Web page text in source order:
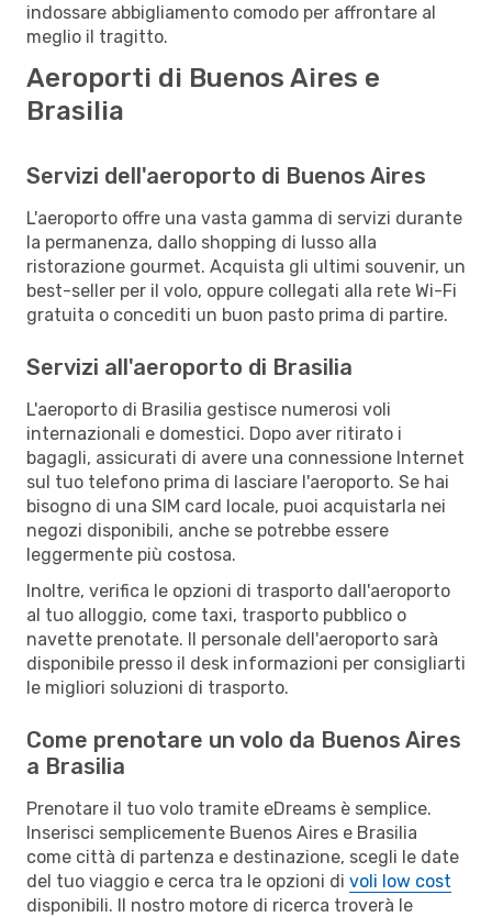
indossare abbigliamento comodo per affrontare al
meglio il tragitto.
Aeroporti di Buenos Aires e
Brasilia
Servizi dell'aeroporto di Buenos Aires
L'aeroporto offre una vasta gamma di servizi durante
la permanenza, dallo shopping di lusso alla
ristorazione gourmet. Acquista gli ultimi souvenir, un
best-seller per il volo, oppure collegati alla rete Wi-Fi
gratuita o concediti un buon pasto prima di partire.
Servizi all'aeroporto di Brasilia
L'aeroporto di Brasilia gestisce numerosi voli
internazionali e domestici. Dopo aver ritirato i
bagagli, assicurati di avere una connessione Internet
sul tuo telefono prima di lasciare l'aeroporto. Se hai
bisogno di una SIM card locale, puoi acquistarla nei
negozi disponibili, anche se potrebbe essere
leggermente più costosa.
Inoltre, verifica le opzioni di trasporto dall'aeroporto
al tuo alloggio, come taxi, trasporto pubblico o
navette prenotate. Il personale dell'aeroporto sarà
disponibile presso il desk informazioni per consigliarti
le migliori soluzioni di trasporto.
Come prenotare un volo da Buenos Aires
a Brasilia
Prenotare il tuo volo tramite eDreams è semplice.
Inserisci semplicemente Buenos Aires e Brasilia
come città di partenza e destinazione, scegli le date
del tuo viaggio e cerca tra le opzioni di voli low cost
disponibili. Il nostro motore di ricerca troverà le